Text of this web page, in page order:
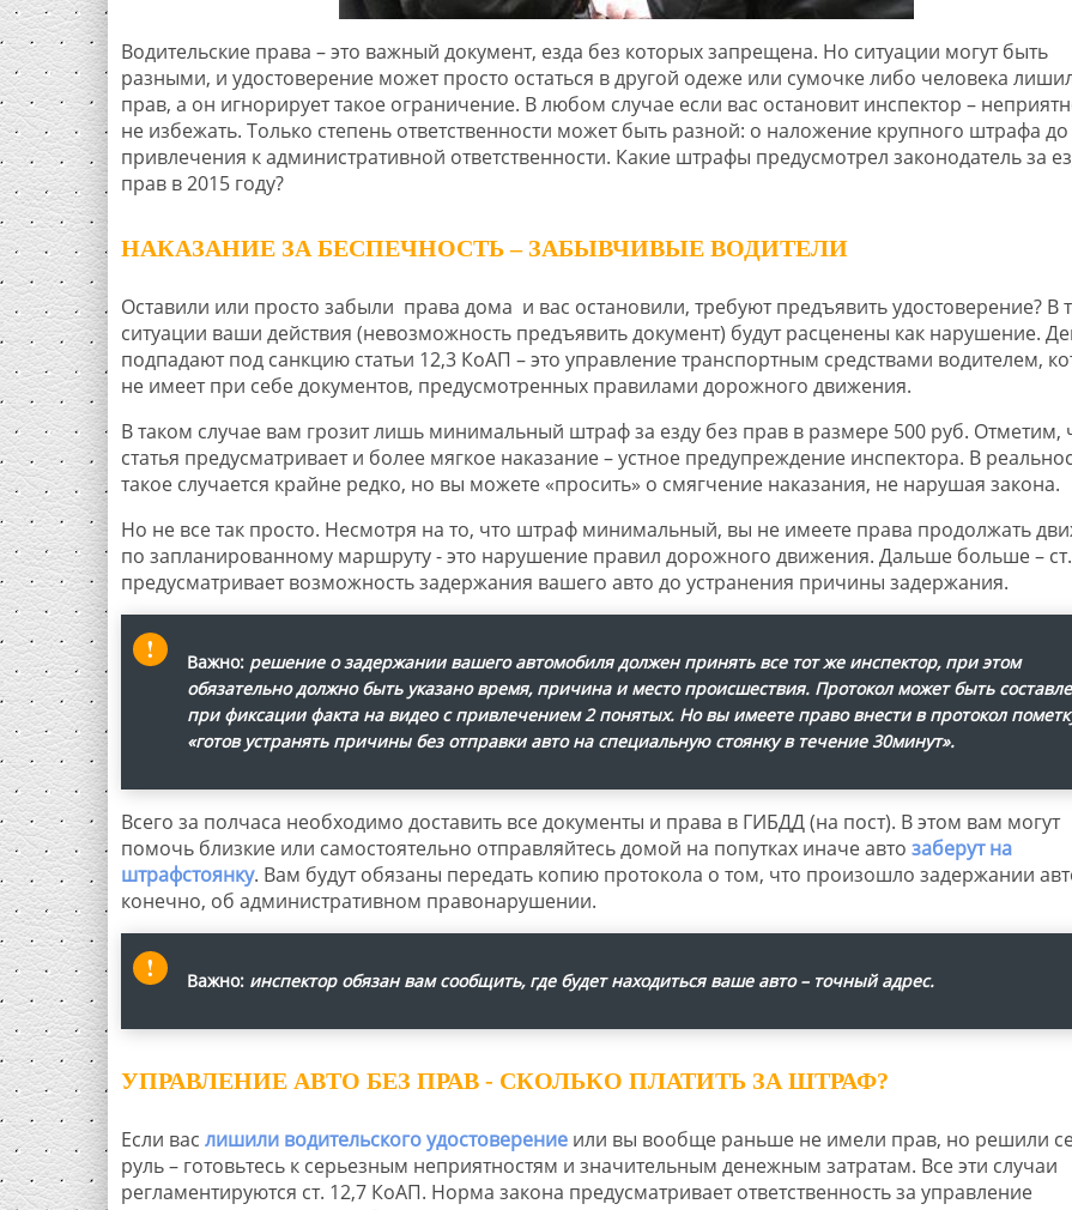
Водительские права – это важный документ, езда без которых запрещена. Но ситуации могут быть
разными, и удостоверение может просто остаться в другой одеже или сумочке либо человека
прав, а он игнорирует такое ограничение. В любом случае если вас остановит инспектор –
не избежать. Только степень ответственности может быть разной: о наложение крупного штрафа до
привлечения к административной ответственности. Какие штрафы предусмотрел законодатель за
прав в 2015 году?
НАКАЗАНИЕ ЗА БЕСПЕЧНОСТЬ – ЗАБЫВЧИВЫЕ ВОДИТЕЛИ
Оставили или просто забыли права дома и вас остановили, требуют предъявить удостоверение? В
ситуации ваши действия (невозможность предъявить документ) будут расценены как нарушение.
подпадают под санкцию статьи 12,3 КоАП – это управление транспортным средствами водителем,
не имеет при себе документов, предусмотренных правилами дорожного движения.
В таком случае вам грозит лишь минимальный штраф за езду без прав в размере 500 руб. Отметим,
статья предусматривает и более мягкое наказание – устное предупреждение инспектора. В
такое случается крайне редко, но вы можете «просить» о смягчение наказания, не нарушая закона.
Но не все так просто. Несмотря на то, что штраф минимальный, вы не имеете права продолжать
по запланированному маршруту - это нарушение правил дорожного движения. Дальше больше –
предусматривает возможность задержания вашего авто до устранения причины задержания.
Важно:решение о задержании вашего автомобиля должен принять все тот же инспектор, при этом
обязательно должно быть указано время, причина и место происшествия. Протокол может быть
при фиксации факта на видео с привлечением 2 понятых. Но вы имеете право внести в протокол
«готов устранять причины без отправки авто на специальную стоянку в течение 30минут».
Всего за полчаса необходимо доставить все документы и права в ГИБДД (на пост). В этом вам могут
помочь близкие или самостоятельно отправляйтесь домой на попутках иначе авто заберут на
штрафстоянку. Вам будут обязаны передать копию протокола о том, что произошло задержании
конечно, об административном правонарушении.
Важно: инспектор обязан вам сообщить, где будет находиться ваше авто – точный адрес.
УПРАВЛЕНИЕ АВТО БЕЗ ПРАВ - СКОЛЬКО ПЛАТИТЬ ЗА ШТРАФ?
Если вас лишили водительского удостоверениеили вы вообще раньше не имели прав, но решили
руль – готовьтесь к серьезным неприятностям и значительным денежным затратам. Все эти случаи
регламентируются ст. 12,7 КоАП. Норма закона предусматривает ответственность за управление